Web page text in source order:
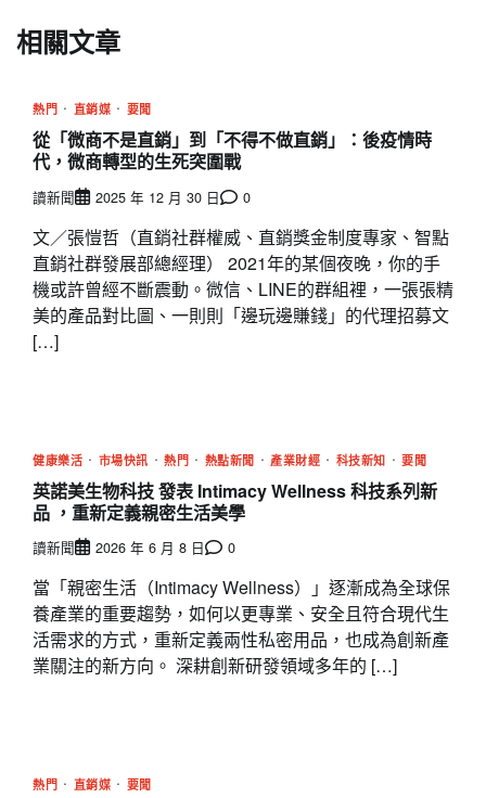
相關文章
熱門 直銷媒 要聞
從「微商不是直銷」到「不得不做直銷」：後疫情時
代，微商轉型的生死突圍戰
讀新聞 2025 年 12 月 30 日 0
文／張愷哲（直銷社群權威、直銷獎金制度專家、智點
直銷社群發展部總經理） 2021年的某個夜晚，你的手
機或許曾經不斷震動。微信、LINE的群組裡，一張張精
美的產品對比圖、一則則「邊玩邊賺錢」的代理招募文
[…]
健康樂活 市場快訊 熱門 熱點新聞 產業財經 科技新知 要聞
英諾美生物科技 發表 Intimacy Wellness 科技系列新
品 ，重新定義親密生活美學
讀新聞 2026 年 6 月 8 日 0
當「親密生活（Intimacy Wellness）」逐漸成為全球保
養產業的重要趨勢，如何以更專業、安全且符合現代生
活需求的方式，重新定義兩性私密用品，也成為創新產
業關注的新方向。 深耕創新研發領域多年的 […]
熱門 直銷媒 要聞